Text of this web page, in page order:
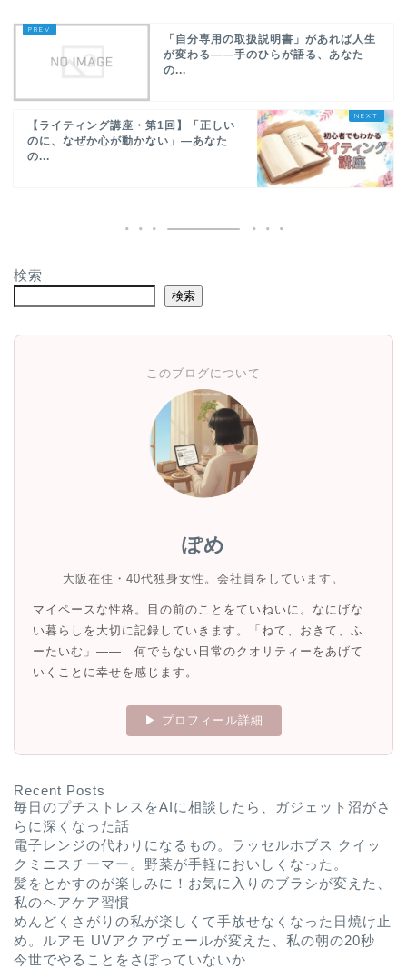
「自分専用の取扱説明書」があれば人生
が変わる——手のひらが語る、あなた
の...
【ライティング講座・第1回】「正しい
のに、なぜか心が動かない」—あなた
の...
検索
検索
このブログについて
ぽめ
大阪在住・40代独身女性。会社員をしています。
マイペースな性格。目の前のことをていねいに。なにげな
い暮らしを大切に記録していきます。「ねて、おきて、ふ
ーたいむ」—— 何でもない日常のクオリティーをあげて
いくことに幸せを感じます。
▶ プロフィール詳細
Recent Posts
毎日のプチストレスをAIに相談したら、ガジェット沼がさ
らに深くなった話
電子レンジの代わりになるもの。ラッセルホブス クイッ
クミニスチーマー。野菜が手軽においしくなった。
髪をとかすのが楽しみに！お気に入りのブラシが変えた、
私のヘアケア習慣
めんどくさがりの私が楽しくて手放せなくなった日焼け止
め。ルアモ UVアクアヴェールが変えた、私の朝の20秒
今世でやることをさぼっていないか